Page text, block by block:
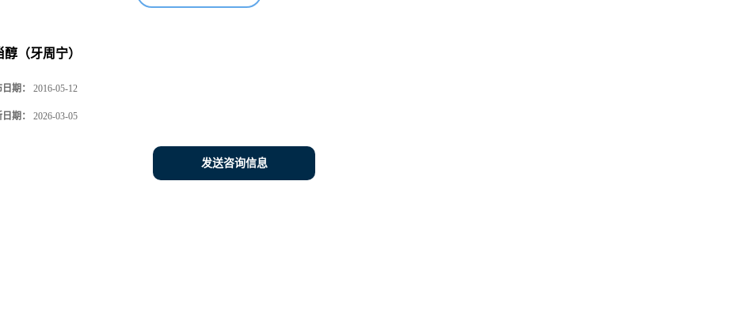
醇（牙周宁）
期： 2016-05-12
期： 2026-03-05
发送咨询信息